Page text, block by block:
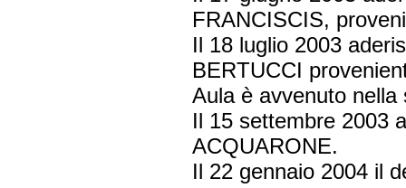
FRANCISCIS,
Il 18 luglio 2003
BERTUCCI
Aula è avvenuto
Il 15 settembre 2003
ACQUARONE.
Il 22 gennaio 2004 il